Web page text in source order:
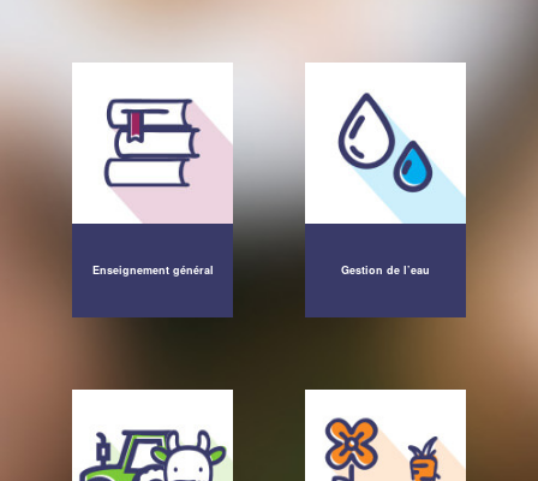
Enseignement général Gestion de l’eau